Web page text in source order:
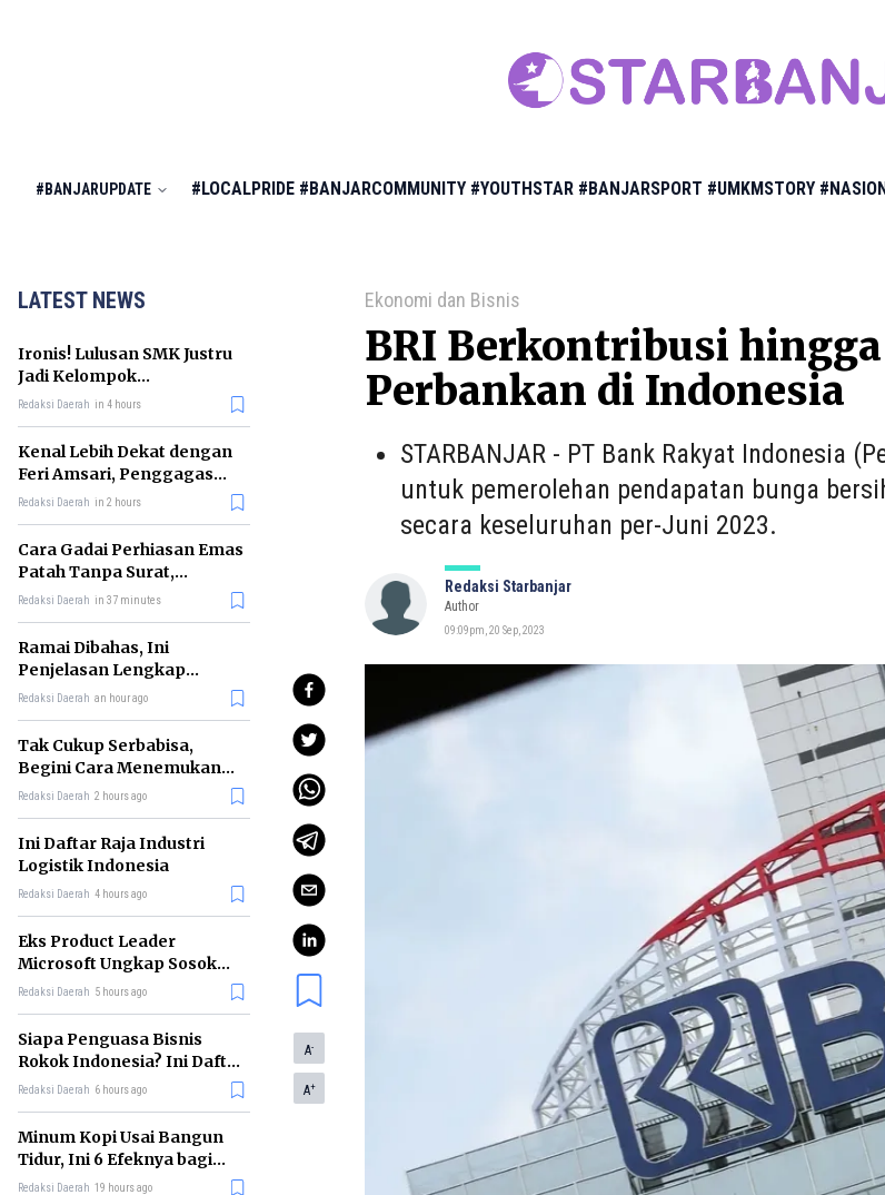
#BANJARUPDATE #LOCALPRIDE #BANJARCOMMUNITY #YOUTHSTAR #BANJARSPORT #UMKMSTORY
LATEST NEWS
Ironis! Lulusan SMK Justru
Jadi Kelompok
Pengangguran Terbanyak
Redaksi Daerah in 4 hours
Kenal Lebih Dekat dengan
Feri Amsari, Penggagas
Kabinet Bayangan
Redaksi Daerah in 2 hours
Cara Gadai Perhiasan Emas
Patah Tanpa Surat,
Ternyata Tetap Bisa!
Redaksi Daerah in 37 minutes
Ramai Dibahas, Ini
Penjelasan Lengkap
tentang Konsep Kabinet
Redaksi Daerah an hour ago
Tak Cukup Serbabisa,
Begini Cara Menemukan
'Spike' agar CV Dilirik HR
Redaksi Daerah 2 hours ago
Ini Daftar Raja Industri
Logistik Indonesia
Redaksi Daerah 4 hours ago
Eks Product Leader
Microsoft Ungkap Sosok
yang Paling Cocok
Redaksi Daerah 5 hours ago
Siapa Penguasa Bisnis
Rokok Indonesia? Ini Daftar
Perusahaan Terbesarnya
Redaksi Daerah 6 hours ago
Minum Kopi Usai Bangun
Tidur, Ini 6 Efeknya bagi
Kesehatan Tubuh
Redaksi Daerah 19 hours ago
Ekonomi dan Bisnis
BRI Berkontribusi
Perbankan di Indonesia
STARBANJAR - PT Bank Rakyat Indonesia
untuk pemerolehan pendapatan bunga
secara keseluruhan per-Juni 2023.
Redaksi Starbanjar
Author
09:09pm, 20 Sep, 2023
A-
A+